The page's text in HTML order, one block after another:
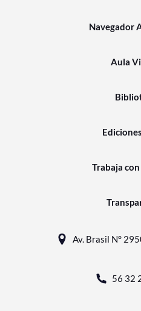
Navegador
Aula
Trabaja
Av. Brasil N°
56 32